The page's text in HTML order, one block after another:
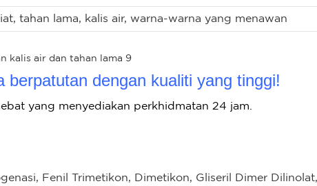
tahan lama, kalis air, warna-warna yang menawan
dengan kualiti yang tinggi!
yang menyediakan perkhidmatan 24 jam.
Fenil Trimetikon, Dimetikon, Gliseril Dimer